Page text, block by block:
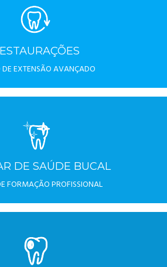
DE EXTENSÃO AVANÇADO
DE SAÚDE BUCAL
FORMAÇÃO PROFISSIONAL